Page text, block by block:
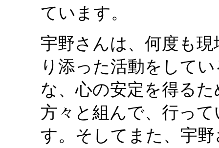
ています。
宇野さんは、何度も
り添った活動をして
な、心の安定を得る
方々と組んで、行っ
す。そしてまた、宇